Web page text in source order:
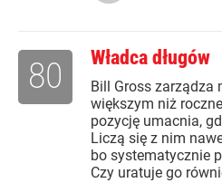
Władca długów
Bill Gross zarządza
większym niż
pozycję umacnia,
Liczą się z nim
bo systematycznie
Czy uratuje go
80